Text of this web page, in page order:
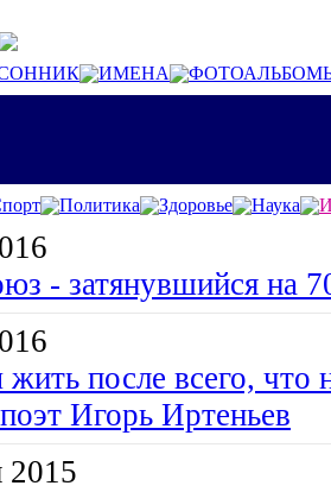
ИМЕНА
Политика Здоровье Наука
- затянувшийся на
после всего, что
Игорь Иртеньев
2015